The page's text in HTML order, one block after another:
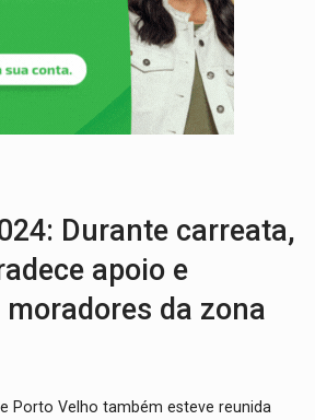
Interior de Rondônia terá sábado (8) de calor
Após quase 30 anos de espera, asfalto chega ao
Coreografia de Rondônia estreia na programação do Festival de
Durante carreata,
apoio e
da zona
Porto Velho também esteve reunida